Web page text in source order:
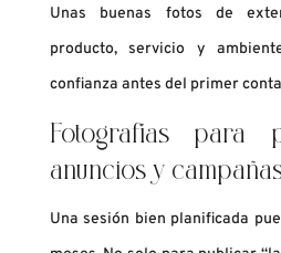
Unas buenas fotos de
producto, servicio y
confianza antes del primer
Fotografías para
anuncios y
Una sesión bien planificada